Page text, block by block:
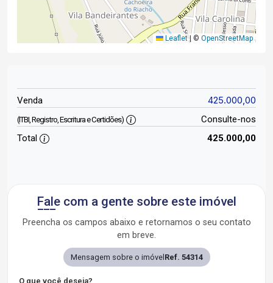
Leaflet | © OpenStreetMap
Venda 425.000,00
(ITBI, Registro, Escritura e Certidões)
Consulte-nos
Total
425.000,00
Fale com a gente sobre este imóvel
Preencha os campos abaixo e retornamos o seu contato
em breve.
Mensagem sobre o imóvel Ref. 54314
O que você deseja?